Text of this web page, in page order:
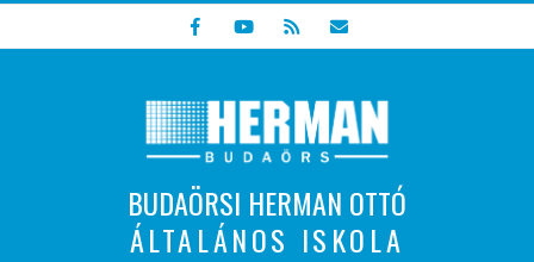
to
BUDAÖRSI HERMAN OTTÓ
ÁLTALÁNOS ISKOLA